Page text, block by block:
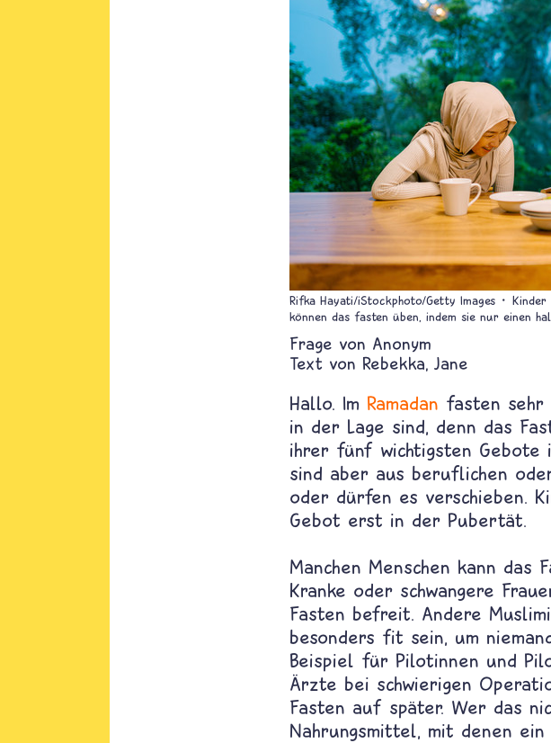
Rifka Hayati/iStockphoto/Getty Images
Kinder
können das fasten üben, indem sie nur einen
Anonym
Text von Rebekka Jane
Hallo. Im Ramadan fasten sehr
in der Lage sind, denn das
ihrer fünf wichtigsten Gebote
sind aber aus beruflichen
oder dürfen es verschieben.
Gebot erst in der Pubertät.
Manchen Menschen kann das
Kranke oder schwangere
Fasten befreit. Andere
besonders fit sein, um
Beispiel für Pilotinnen und
Ärzte bei schwierigen
Fasten auf später. Wer das
Nahrungsmittel, mit denen ein